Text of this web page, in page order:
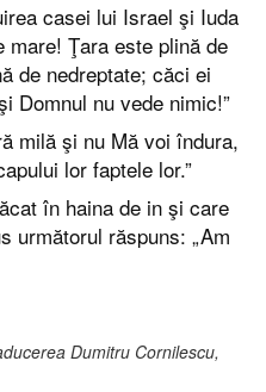
casei lui Israel şi Iuda
Ţara este plină de
de nedreptate; căci ei
Domnul nu vede nimic!”
milă şi nu Mă voi îndura,
lor faptele lor.”
în haina de in şi care
următorul răspuns: „Am
Dumitru Cornilescu,